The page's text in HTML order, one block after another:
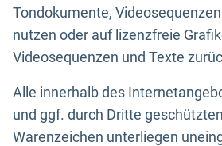
Tondokumente,
nutzen oder auf lizenzfreie
Videosequenzen und Texte
Alle innerhalb des
und ggf. durch Dritte
Warenzeichen unterliegen